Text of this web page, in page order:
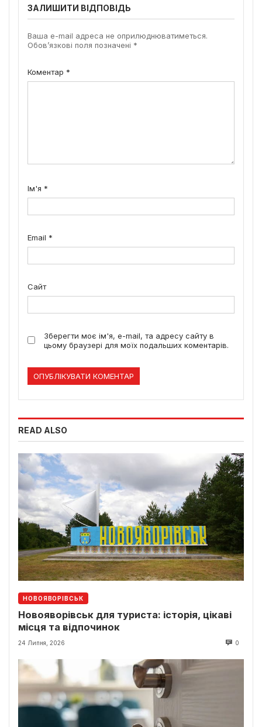
ЗАЛИШИТИ ВІДПОВІДЬ
Ваша e-mail адреса не оприлюднюватиметься.
Обов’язкові поля позначені *
Коментар *
Ім'я *
Email *
Сайт
Зберегти моє ім'я, e-mail, та адресу сайту в
цьому браузері для моїх подальших коментарів.
READ ALSO
НОВОЯВОРІВСЬК
Новояворівськ для туриста: історія, цікаві
місця та відпочинок
24 Липня, 2026 0